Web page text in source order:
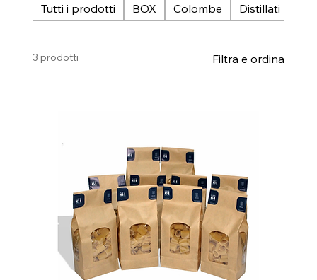
Tutti i prodotti BOX Colombe Distillati
3 prodotti Filtra e ordina